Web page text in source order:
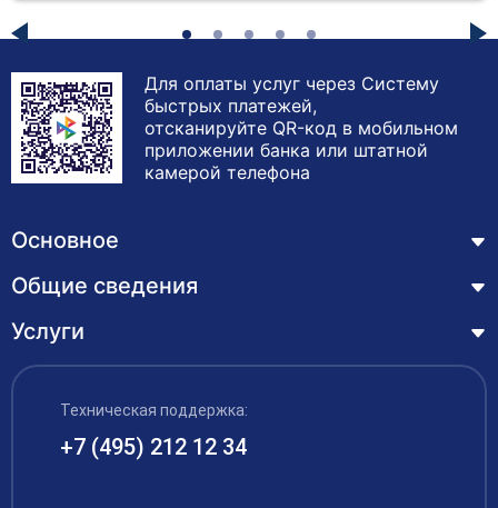
Для оплаты услуг через Систему
быстрых платежей,
отсканируйте QR-код в мобильном
приложении банка или штатной
камерой телефона
Основное
Курсы
Лицензия
Обучающимся
Акции
Общие сведения
Основные сведения
Структура и органы управления образовательной
организацией
Документы
Услуги
Профессиональная переподготовка
Курсы повышения квалификации – дистанционное
обучение с выдачей удостоверения
Техническая поддержка:
+7 (495) 212 12 34